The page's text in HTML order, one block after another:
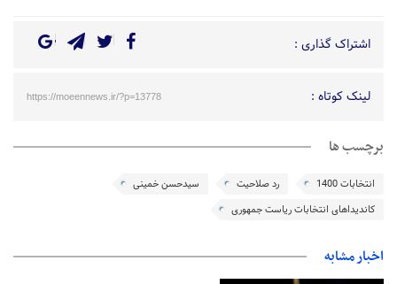
اشتراک گذاری :
لینک کوتاه : https://moeennews.ir/?p=13778
برچسب ها
انتخابات 1400 رد صلاحیت
سیدحسن خمینی
کاندیداهای انتخابات ریاست جمهوری
اخبار مشابه